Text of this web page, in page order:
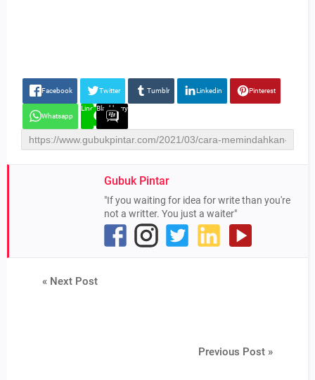
Facebook Twitter Tumblr Linkedin Pinterest
Whatsapp
Line Blackberry
Gubuk Pintar
"If you waiting for idea for write than you're
not a writter. You just a waiter"
« Next Post
Previous Post »